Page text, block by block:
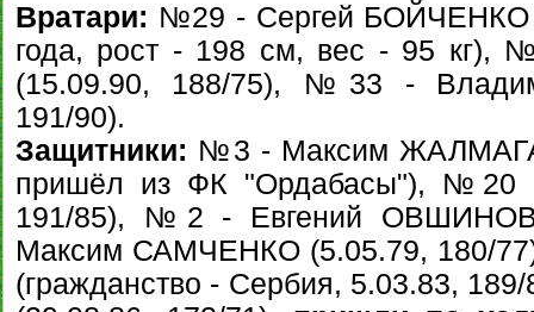
Вратари: №29 - Сергей БОЙЧЕНКО
года, рост - 198 см, вес - 95
(15.09.90, 188/75), №33 -
191/90).
Защитники: №3 - Максим
пришёл из ФК "Ордабасы"), №20
191/85), №2 - Евгений
Максим САМЧЕНКО (5.05.79, 180/
(гражданство - Сербия, 5.03.83,